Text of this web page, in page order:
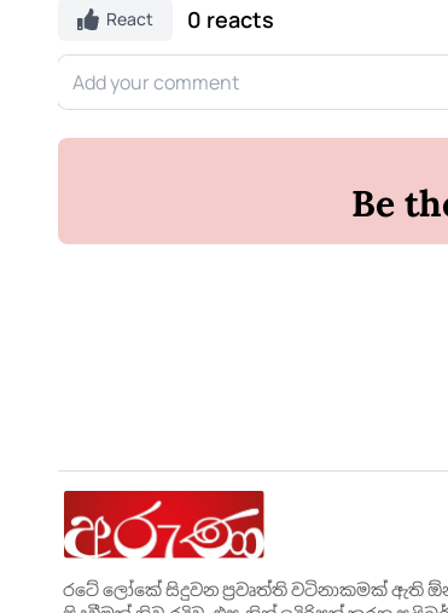
React 0 reacts
Be
රටේ ලෝකේ සිදුවන ප්‍රවෘත්ති වටිනාකමක් ඇති